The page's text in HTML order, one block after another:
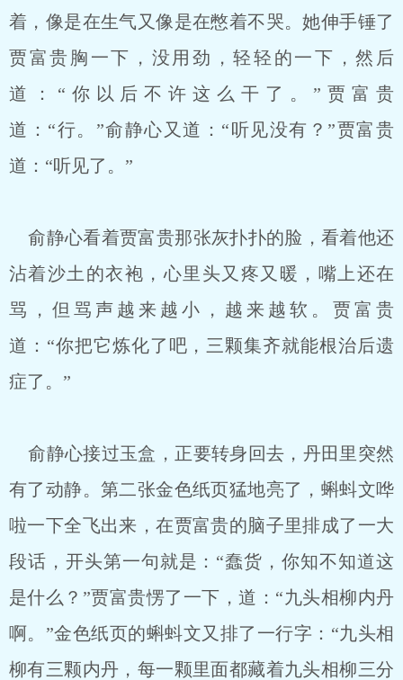
着，像是在生气又像是在憋着不哭。她伸手锤了
贾富贵胸一下，没用劲，轻轻的一下，然后
道：“你以后不许这么干了。”贾富贵
道：“行。”俞静心又道：“听见没有？”贾富贵
道：“听见了。”
俞静心看着贾富贵那张灰扑扑的脸，看着他还
沾着沙土的衣袍，心里头又疼又暖，嘴上还在
骂，但骂声越来越小，越来越软。贾富贵
道：“你把它炼化了吧，三颗集齐就能根治后遗
症了。”
俞静心接过玉盒，正要转身回去，丹田里突然
有了动静。第二张金色纸页猛地亮了，蝌蚪文哗
啦一下全飞出来，在贾富贵的脑子里排成了一大
段话，开头第一句就是：“蠢货，你知不知道这
是什么？”贾富贵愣了一下，道：“九头相柳内丹
啊。”金色纸页的蝌蚪文又排了一行字：“九头相
柳有三颗内丹，每一颗里面都藏着九头相柳三分